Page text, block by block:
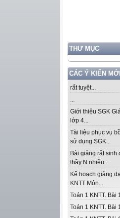
THƯ MỤC
CÁC Ý KIẾN
rất tuyệt...
...
Giới thiệu SGK
lớp 4...
Tài liệu phục vụ
sử dụng SGK...
Bài giảng rất sinh
thầy N nhiều...
Kế hoạch giảng
KNTT Môn...
Toán 1 KNTT. Bài
Toán 1 KNTT. Bài